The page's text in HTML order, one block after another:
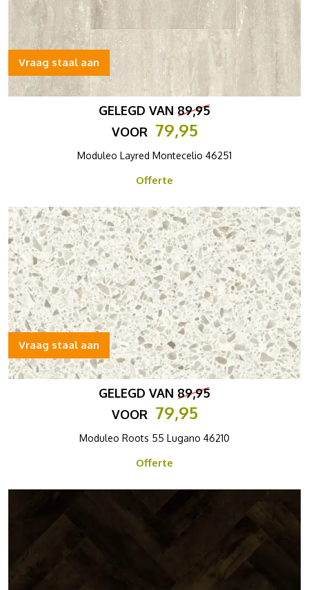
GELEGD VAN 89,95
VOOR 79,95
Moduleo Layred Montecelio 46251
Offerte
Vraag staal aan
GELEGD VAN 89,95
VOOR 79,95
Moduleo Roots 55 Lugano 46210
Offerte
Vraag staal aan